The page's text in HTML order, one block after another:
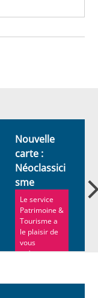
Nouvelle
carte :
Néoclassici
sme
Le service
Patrimoine &
Tourisme a
le plaisir de
vous
présenter sa
à